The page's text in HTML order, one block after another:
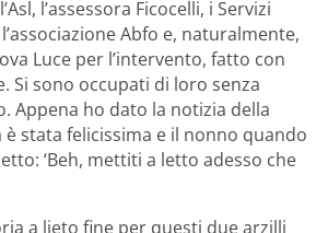
l’assessora Ficocelli, i Servizi
Abfo e, naturalmente,
Luce per l’intervento, fatto con
Si sono occupati di loro senza
Appena ho dato la notizia della
stata felicissima e il nonno quando
‘Beh, mettiti a letto adesso che
a lieto fine per questi due arzilli